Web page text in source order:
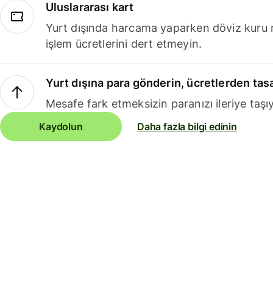
Uluslararası kart
Yurt dışında harcama yaparken döviz kuru
işlem ücretlerini dert etmeyin.
Yurt dışına para gönderin, ücretlerden
Mesafe fark etmeksizin paranızı ileriye
Kaydolun Daha fazla bilgi edinin